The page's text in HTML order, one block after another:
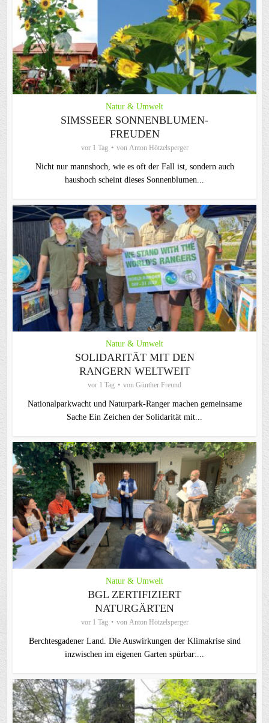
Natur & Umwelt
SIMSSEER SONNENBLUMEN-
FREUDEN
vor 1 Tag von Anton Hötzelsperger
Nicht nur mannshoch, wie es oft der Fall ist, sondern auch
haushoch scheint dieses Sonnenblumen...
Natur & Umwelt
SOLIDARITÄT MIT DEN
RANGERN WELTWEIT
vor 1 Tag von Günther Freund
Nationalparkwacht und Naturpark-Ranger machen gemeinsame
Sache Ein Zeichen der Solidarität mit...
Natur & Umwelt
BGL ZERTIFIZIERT
NATURGÄRTEN
vor 1 Tag von Anton Hötzelsperger
Berchtesgadener Land. Die Auswirkungen der Klimakrise sind
inzwischen im eigenen Garten spürbar:...